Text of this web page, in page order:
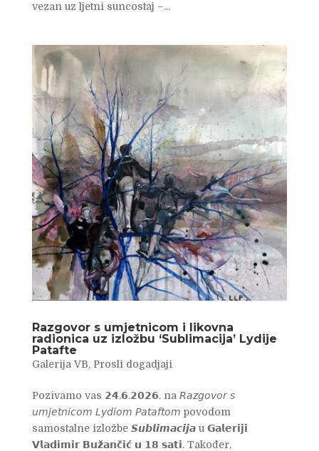
vezan uz ljetni suncostaj –...
Razgovor s umjetnicom i likovna
radionica uz izložbu ‘Sublimacija’ Lydije
Patafte
Galerija VB, Prosli dogadjaji
Pozivamo vas 𝟮𝟰.𝟲.𝟮𝟬𝟮𝟲. na 𝘙𝘢𝘻𝘨𝘰𝘷𝘰𝘳 𝘴
𝘶𝘮𝘫𝘦𝘵𝘯𝘪𝘤𝘰𝘮 𝘓𝘺𝘥𝘪𝘰𝘮 𝘗𝘢𝘵𝘢𝘧𝘵𝘰𝘮 povodom
samostalne izložbe 𝙎𝙪𝙗𝙡𝙞𝙢𝙖𝙘𝙞𝙟𝙖 u 𝗚𝗮𝗹𝗲𝗿𝗶𝗷𝗶
𝗩𝗹𝗮𝗱𝗶𝗺𝗶𝗿 𝗕𝘂𝘇̌𝗮𝗻𝗰̌𝗶𝗰́ 𝘂 𝟭𝟴 𝘀𝗮𝘁𝗶. Također,